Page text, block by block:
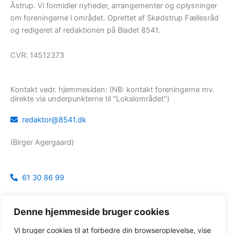
Denne hjemmeside bruger cookies
Vi bruger cookies til at forbedre din browseroplevelse, vise
Åstrup. Vi formidler nyheder, arrangementer og oplysninger
om foreningerne i området. Oprettet af Skødstrup Fællesråd
og redigeret af redaktionen på Bladet 8541.
CVR: 14512373
Kontakt vedr. hjemmesiden: (NB: kontakt foreningerne mv.
direkte via underpunkterne til "Lokalområdet")
redaktor@8541.dk
(Birger Agergaard)
61 30 86 99